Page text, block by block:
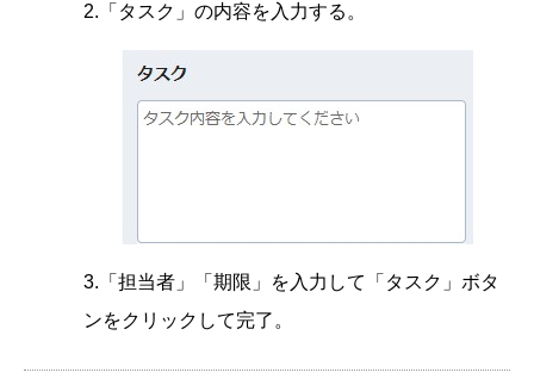
2.「タスク」の内容を入力する。
3.「担当者」「期限」を入力して「タスク」ボタ
ンをクリックして完了。